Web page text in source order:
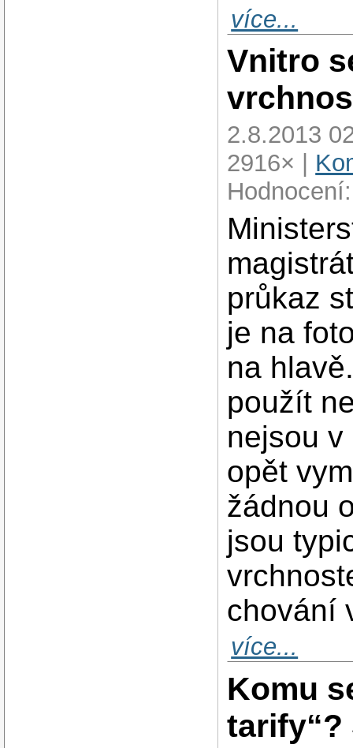
více...
Vnitro
2.8.2013
2916× |
průkaz
je na
na
použít
nejsou
opět
žádnou
jsou
chování
více...
Komu
tarify“?